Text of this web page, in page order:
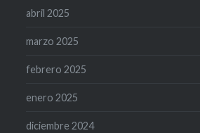
abril 2025
marzo 2025
febrero 2025
enero 2025
diciembre 2024